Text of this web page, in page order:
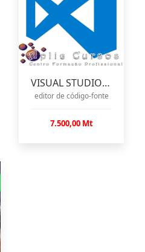
VISUAL STUDIO CODE
editor de código-fonte
7.500,00 Mt